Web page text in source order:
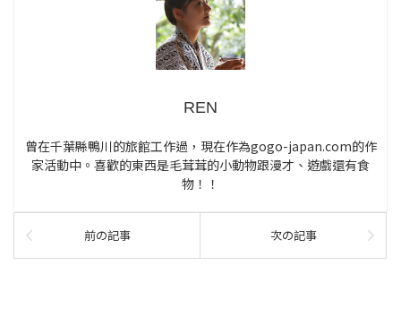
REN
曾在千葉縣鴨川的旅館工作過，現在作為gogo-japan.com的作
家活動中。喜歡的東西是毛茸茸的小動物跟漫才、遊戲還有食
物！！
前の記事 次の記事